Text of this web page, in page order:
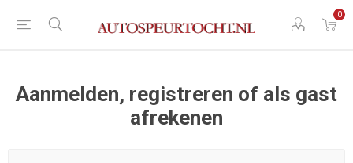
0
Aanmelden, registreren of als gast
afrekenen